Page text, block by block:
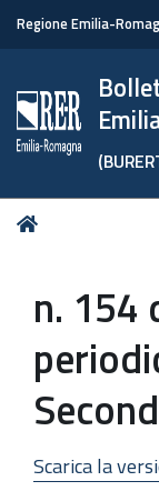
Regione Emilia-
Tu
n. 154
Scarica la